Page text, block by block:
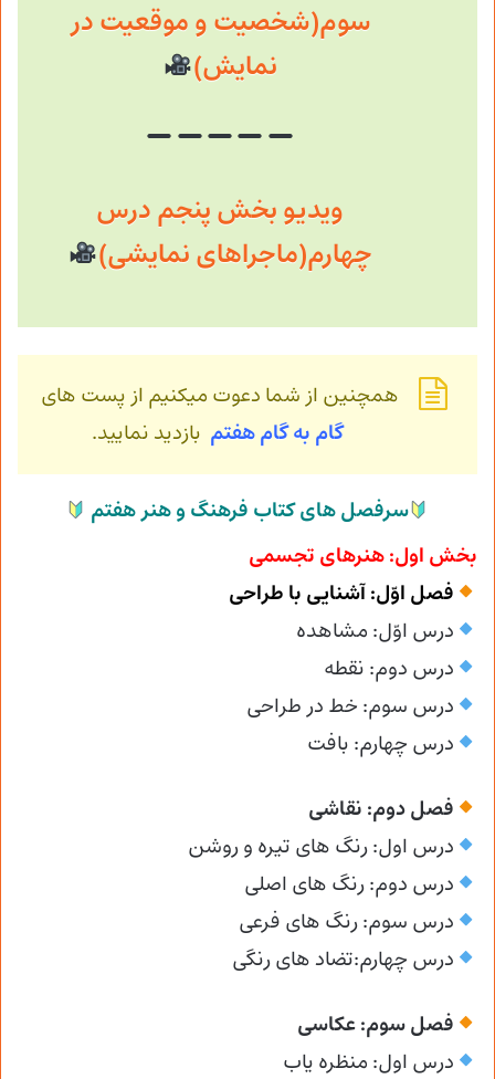
سوم(شخصیت و موقعیت در
نمایش)
ویدیو بخش پنجم درس
چهارم(ماجراهای نمایشی)
همچنین از شما دعوت میکنیم از پست های
گام به گام هفتم بازدید نمایید.
سرفصل های کتاب فرهنگ و هنر هفتم
بخش اول: هنرهای تجسمی
فصل اوّل: آشنایی با طراحی
درس اوّل: مشاهده
درس دوم: نقطه
درس سوم: خط در طراحی
درس چهارم: بافت
فصل دوم: نقاشی
درس اول: رنگ های تیره و روشن
درس دوم: رنگ های اصلی
درس سوم: رنگ های فرعی
درس چهارم:تضاد های رنگی
فصل سوم: عکاسی
درس اول: منظره یاب